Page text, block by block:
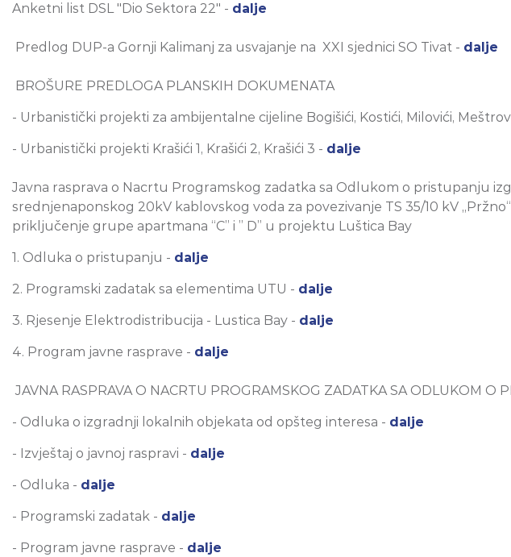
Anketni list DSL "Dio Sektora 22" - dalje
Predlog DUP-a Gornji Kalimanj za usvajanje na XXI sjednici SO Tivat - dalje
BROŠURE PREDLOGA PLANSKIH DOKUMENATA
- Urbanistički projekti za ambijentalne cijeline Bogišići, Kostići, Milovići,
- Urbanistički projekti Krašići 1, Krašići 2, Krašići 3 - dalje
Javna rasprava o Nacrtu Programskog zadatka sa Odlukom o pristupanju
srednjenaponskog 20kV kablovskog voda za povezivanje TS 35/10 kV
priključenje grupe apartmana “C” i ” D” u projektu Luštica Bay
1. Odluka o pristupanju - dalje
2. Programski zadatak sa elementima UTU - dalje
3. Rjesenje Elektrodistribucija - Lustica Bay - dalje
4. Program javne rasprave - dalje
JAVNA RASPRAVA O NACRTU PROGRAMSKOG ZADATKA SA ODLUKOM
- Odluka o izgradnji lokalnih objekata od opšteg interesa - dalje
- Izvještaj o javnoj raspravi - dalje
- Odluka - dalje
- Programski zadatak - dalje
- Program javne rasprave - dalje